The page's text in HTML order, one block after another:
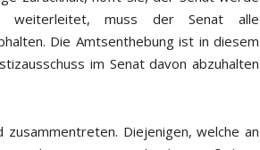
weiterleitet, muss der Senat alle
Die Amtsenthebung ist in diesem
im Senat davon abzuhalten
Diejenigen, welche an